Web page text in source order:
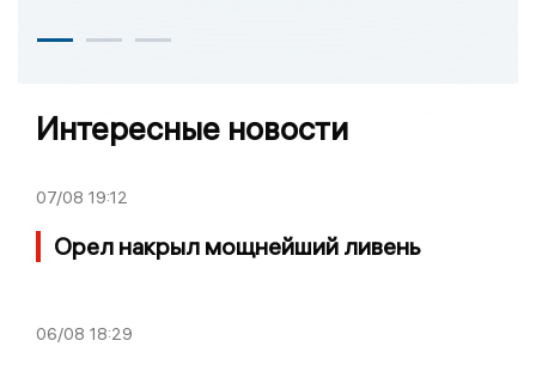
Интересные новости
07/08 19:12
Орел накрыл мощнейший ливень
06/08 18:29